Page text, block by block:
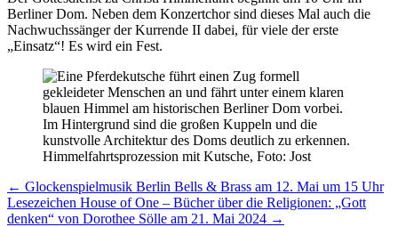
Berliner Dom. Neben dem Konzertchor sind dieses Mal auch die
Nachwuchssänger der Kurrende II dabei, für viele der erste
„Einsatz“! Es wird ein Fest.
Himmelfahrtsprozession mit Kutsche, Foto: Jost
Beitragsnavigation
← Glockenspielmusik Berlin Bells & Brass am 12. Mai um 15 Uhr
Lesezeichen House of One – Bücher über die Religionen: „Gott
denken“ von Dorothee Sölle am 21. Mai 2024 →